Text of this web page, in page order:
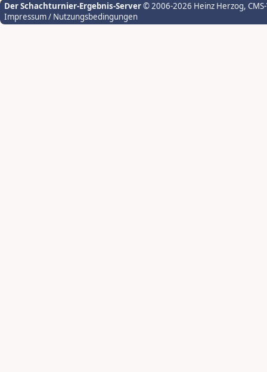
Der Schachturnier-Ergebnis-Server© 2006-2026 Heinz Herzog,
Impressum / Nutzungsbedingungen